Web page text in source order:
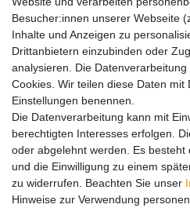
Adventskalender
Service
Versandinfos
FAQ
Ersatzteile
Registrieren
Wir versenden mit
Besucher:innen unserer Webseite
Inhalte und Anzeigen zu
Drittanbietern einzubinden oder
analysieren. Die
Cookies. Wir teilen diese Daten mit
Einstellungen benennen.
Die Datenverarbeitung kann mit
berechtigten Interesses erfolgen.
oder abgelehnt werden. Es besteht
und die Einwilligung zu einem
zu widerrufen. Beachten Sie unser
Hinweise zur Verwendung